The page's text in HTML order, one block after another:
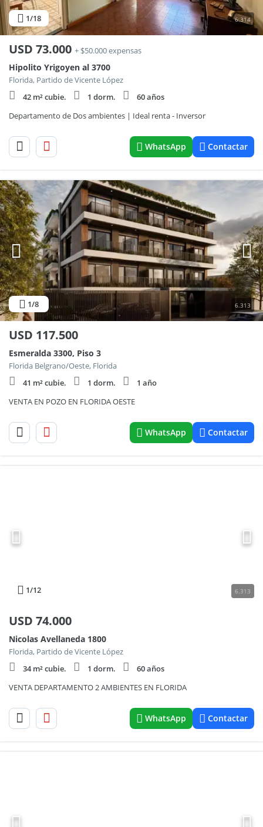
1/18 6.314
USD 73.000 + $50.000 expensas
Hipolito Yrigoyen al 3700
Florida, Partido de Vicente López
42 m² cubie.
1 dorm.
60 años
Departamento de Dos ambientes | Ideal renta - Inversor
WhatsApp Contactar
1/8 6.313
USD 117.500
Esmeralda 3300, Piso 3
Florida Belgrano/Oeste, Florida
41 m² cubie.
1 dorm.
1 año
VENTA EN POZO EN FLORIDA OESTE
WhatsApp Contactar
1/12 6.313
USD 74.000
Nicolas Avellaneda 1800
Florida, Partido de Vicente López
34 m² cubie.
1 dorm.
60 años
VENTA DEPARTAMENTO 2 AMBIENTES EN FLORIDA
WhatsApp Contactar